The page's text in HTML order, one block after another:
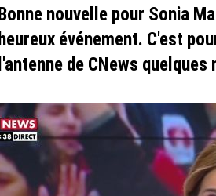
Bonne nouvelle pour Sonia
heureux événement. C'est
l'antenne de CNews quelques